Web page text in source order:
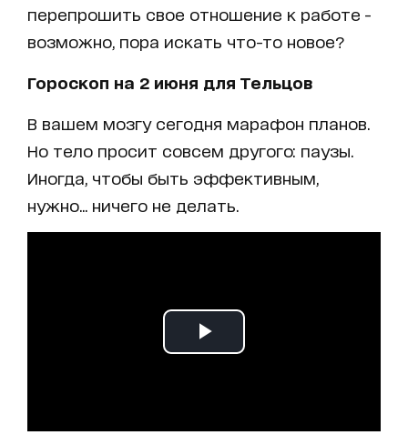
перепрошить свое отношение к работе -
возможно, пора искать что-то новое?
Гороскоп на 2 июня для Тельцов
В вашем мозгу сегодня марафон планов.
Но тело просит совсем другого: паузы.
Иногда, чтобы быть эффективным,
нужно... ничего не делать.